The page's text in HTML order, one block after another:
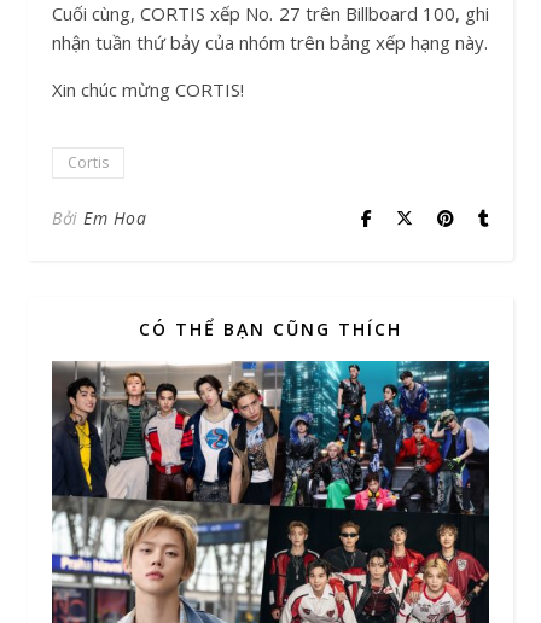
Cuối cùng, CORTIS xếp No. 27 trên Billboard 100, ghi
nhận tuần thứ bảy của nhóm trên bảng xếp hạng này.
Xin chúc mừng CORTIS!
Cortis
Bởi Em Hoa
CÓ THỂ BẠN CŨNG THÍCH